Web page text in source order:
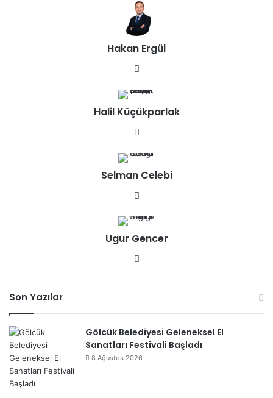
esi
Hakan Ergül
sit
esi
Halil Küçükparlak
sit
esi
Selman Celebi
sit
esi
Ugur Gencer
Son Yazılar
Gölcük Belediyesi Geleneksel El
Sanatları Festivali Başladı
8 Ağustos 2026